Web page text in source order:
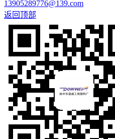
13905289776@139.com
返回顶部